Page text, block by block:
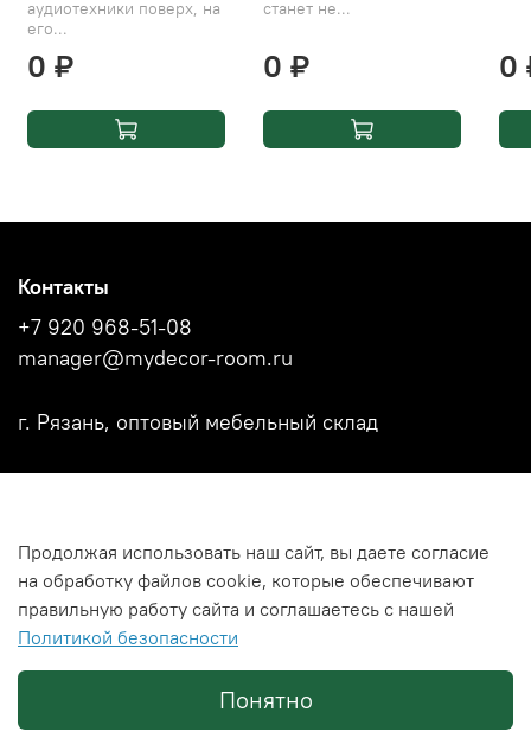
аудиотехники поверх, на
его...
0 ₽
станет не...
0 ₽ 0
Новости
Каталоги фабрик
Контакты
+7 920 968-51-08
manager@mydecor-room.ru
г. Рязань, оптовый мебельный склад
Продолжая использовать наш сайт, вы даете согласие
на обработку файлов cookie, которые обеспечивают
правильную работу сайта и соглашаетесь с нашей
Политикой безопасности
Понятно